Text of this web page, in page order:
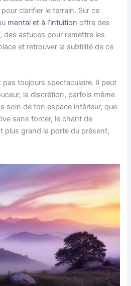
clarifier le terrain. Sur ce
mental et à l’intuition offre des
des astuces pour remettre les
et retrouver la subtilité de ce
pas toujours spectaculaire. Il peut
la discrétion, parfois même
soin de ton espace intérieur, que
sans forcer, le chant de
plus grand la porte du présent,